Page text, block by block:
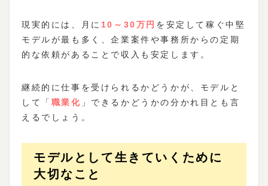
現実的には、月に 10～30万円 を安定して稼ぐ中堅
モデルが最も多く、企業案件や事務所からの定期
的な依頼があることで収入も安定します。
継続的に仕事を受けられるかどうかが、モデルと
して「 職業化 」できるかどうかの分かれ目とも言
えるでしょう。
モデルとして生きていくために
大切なこと